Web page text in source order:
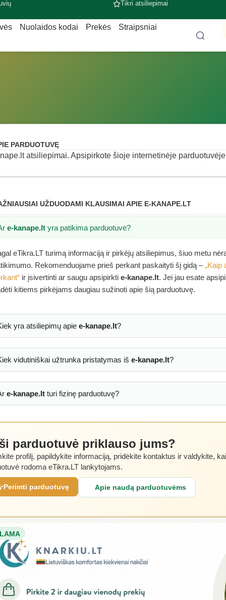
Tikri atsiliepimai
Nuolaidos kodai Prekės Straipsniai
PARDUOTUVĘ
atsiliepimai. Apsipirkote šioje internetinėje
UŽDUODAMI KLAUSIMAI APIE E-KANAPE.LT
e-kanape.lt yra patikima parduotuvė?
eTikra.LT turimą informaciją ir pirkėjų atsiliepimus, šiuo metu
Rekomenduojame prieš perkant paskaityti šį gidą –„Kaip
ir įsivertinti ar saugu apsipirkti e-kanape.lt. Jei jau esate
kitiems pirkėjams daugiau sužinoti apie šią parduotuvę.
yra atsiliepimų apie e-kanape.lt?
vidutiniškai užtrunka pristatymas iš e-kanape.lt?
e-kanape.ltturi fizinę parduotuvę?
parduotuvė priklauso jums?
profilį, papildykite informaciją, pridėkite kontaktus ir valdykite,
rodoma eTikra.LT lankytojams.
Perimti parduotuvę Apie naudą parduotuvėms